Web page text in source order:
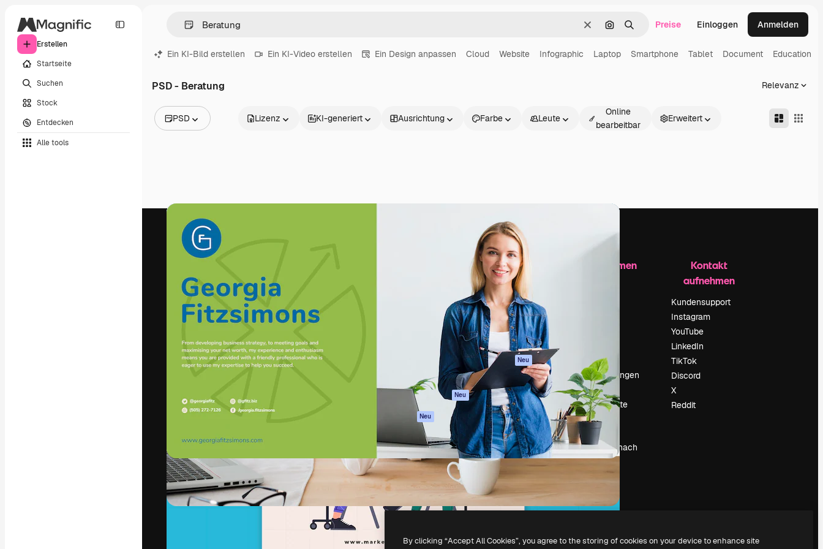
Erstellen
Startseite
Suchen
Stock
Entdecken
Alle tools
LöschenNach Bild suchen
SuchenPreise Einloggen Anmelden
Ein KI-Bild erstellen Ein KI-Video erstellen Ein Design anpassen Cloud Website Infographic Laptop Smartphone Tablet Document Education
PSD - Beratung Relevanz
PSD
Videos
Filmmaterial
Motion Graphics
Videovorlagen
3D-Modelle
Lizenz KI-generiert Ausrichtung Farbe Leute
Online
bearbeitbar
Erweitert
Die kreative Plattform, um deine beste
Arbeit zu verwirklichen. Mehr als 1 Million
Abonnenten unter Kreativen, Unternehmen,
Agenturen und Studios.
Deutsch
KI-Bildgenerator
KI-Videogenerator
Stimmengenerator
MCP für
Claude/ChatGPT
Neu
Neu
Mobile App
Alle Magnific-Tools
Loslegen
Academy
Dokumentation
Support
AGB
Datenschutzerklärung
Originale
Neu
Cookie-Richtlinie
Vertrauenszentrum
Partner
Unternehmen
Unternehmen
Blog
Veranstaltungen
Slidesgo
Deine Inhalte
verkaufen
Pressesaal
Suchst du nach
magnific.ai
Kontakt
aufnehmen
Kundensupport
Instagram
YouTube
LinkedIn
TikTok
Discord
X
Reddit
Copyright © 2010-2026 Freepik Company S.L.U.
By clicking “Accept All Cookies”, you agree to the storing of cookies on your device to enhance site